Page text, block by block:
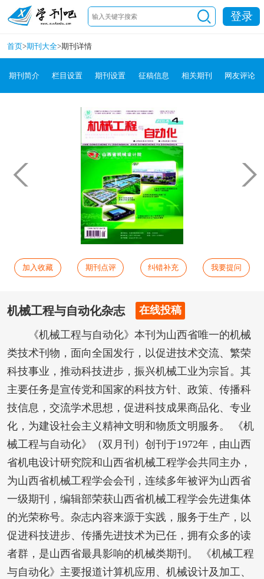
登录
首页>期刊大全>期刊详情
期刊简介 栏目设置 期刊设置 征稿信息 相关期刊 网友评论
加入收藏 期刊点评 纠错补充 我要提问
机械工程与自动化杂志 在线投稿
《机械工程与自动化》本刊为山西省唯一的机械
类技术刊物，面向全国发行，以促进技术交流、繁荣
科技事业，推动科技进步，振兴机械工业为宗旨。其
主要任务是宣传党和国家的科技方针、政策、传播科
技信息，交流学术思想，促进科技成果商品化、专业
化，为建设社会主义精神文明和物质文明服务。 《机
械工程与自动化》（双月刊）创刊于1972年，由山西
省机电设计研究院和山西省机械工程学会共同主办，
为山西省机械工程学会会刊，连续多年被评为山西省
一级期刊，编辑部荣获山西省机械工程学会先进集体
的光荣称号。杂志内容来源于实践，服务于生产，以
促进科技进步、传播先进技术为已任，拥有众多的读
者群，是山西省最具影响的机械类期刊。 《机械工程
与自动化》主要报道计算机应用、机械设计及加工、